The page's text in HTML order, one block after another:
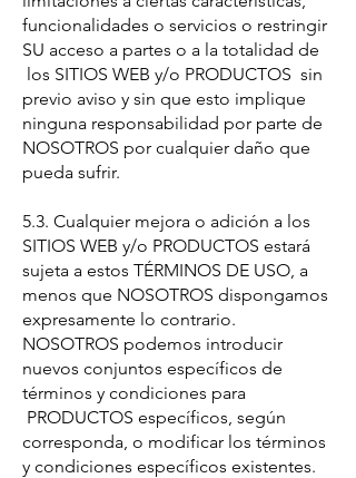
funcionalidades o servicios o restringir
SU acceso a partes o a la totalidad de
los SITIOS WEB y/o PRODUCTOS sin
previo aviso y sin que esto implique
ninguna responsabilidad por parte de
NOSOTROS por cualquier daño que
pueda sufrir.
5.3. Cualquier mejora o adición a los
SITIOS WEB y/o PRODUCTOS estará
sujeta a estos TÉRMINOS DE USO, a
menos que NOSOTROS dispongamos
expresamente lo contrario.
NOSOTROS podemos introducir
nuevos conjuntos específicos de
términos y condiciones para
PRODUCTOS específicos, según
corresponda, o modificar los términos
y condiciones específicos existentes.